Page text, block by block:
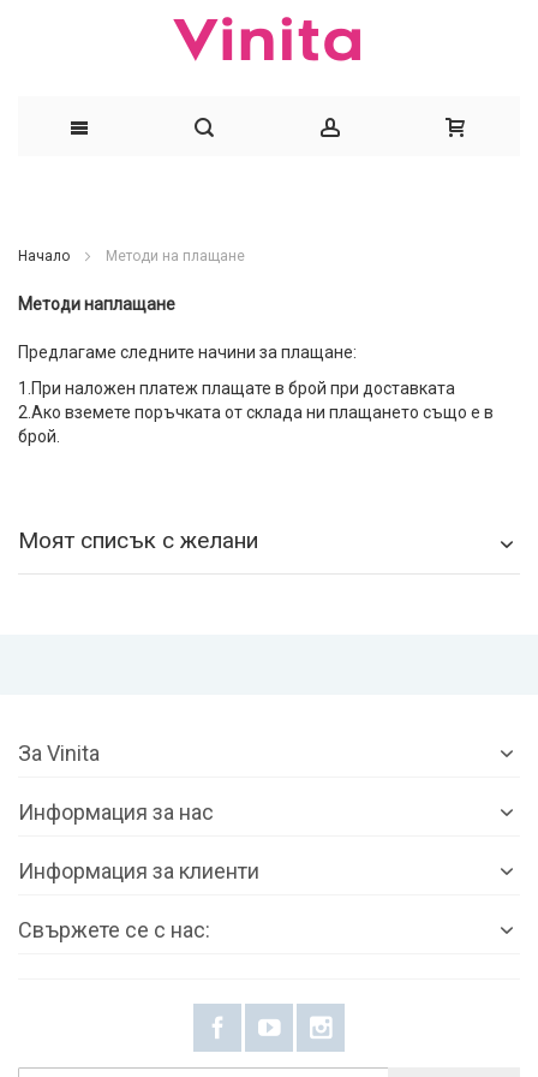
Начало Методи на плащане
Методи наплащане
Предлагаме следните начини за плащане:
1.При наложен платеж плащате в брой при доставката
2.Ако вземете поръчката от склада ни плащането също е в
брой.
Моят списък с желани
За Vinita
Информация за нас
Информация за клиенти
Свържете се с нас: